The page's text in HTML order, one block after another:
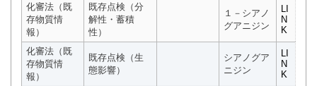
化審法（既
存物質情
報）
既存点検（分
解性・蓄積
性）
１－シアノ
グアニジン
LI
N
K
化審法（既
存物質情
報）
既存点検（生
態影響）
シアノグア
ニジン
LI
N
K